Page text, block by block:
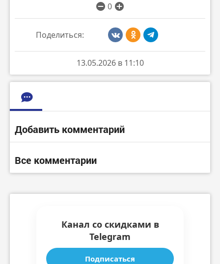
0
Поделиться:
13.05.2026 в 11:10
Добавить комментарий
Все комментарии
Канал со скидками в
Telegram
Подписаться